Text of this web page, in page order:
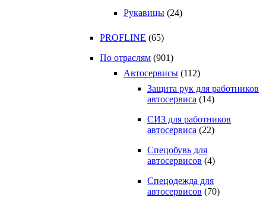
Рукавицы (24)
PROFLINE (65)
По отраслям (901)
Автосервисы (112)
Защита рук для работников
автосервиса (14)
СИЗ для работников
автосервиса (22)
Спецобувь для
автосервисов (4)
Спецодежда для
автосервисов (70)